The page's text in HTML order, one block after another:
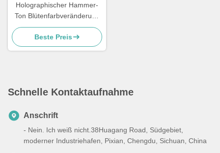
Holographischer Hammer-
Ton Blütenfarbveränderung
Farbgefäße Perlescent
Pulverbeschichtung
Beste Preis
Schnelle Kontaktaufnahme
Anschrift
- Nein. Ich weiß nicht.38Huagang Road, Südgebiet,
moderner Industriehafen, Pixian, Chengdu, Sichuan, China